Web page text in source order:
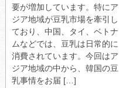
要が増加しています。特にア
ジア地域が豆乳市場を牽引し
ており、中国、タイ、ベトナ
ムなどでは、豆乳は日常的に
消費されています。今回はア
ジア地域の中から、韓国の豆
乳事情をお届 […]